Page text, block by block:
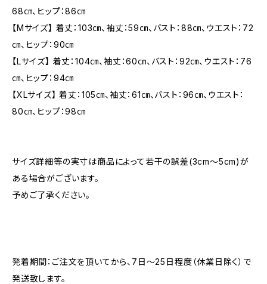
68㎝、ヒップ：86㎝
【Mサイズ】 着丈：103㎝、袖丈：59㎝、バスト：88㎝、ウエスト：72
㎝、ヒップ：90㎝
【Lサイズ】 着丈：104㎝、袖丈：60㎝、バスト：92㎝、ウエスト：76
㎝、ヒップ：94㎝
【XLサイズ】 着丈：105㎝、袖丈：61㎝、バスト：96㎝、ウエスト：
80㎝、ヒップ：98㎝
サイズ詳細等の実寸は商品によって若干の誤差(3cm〜5cm)が
ある場合がございます。
予めご了承ください。
発着期間：ご注文を頂いてから、7日〜25日程度（休業日除く）で
発送致します。